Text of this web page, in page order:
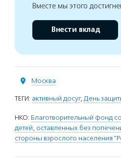
Вместе мы этого
Внести вклад
Москва
ТЕГИ: активный досуг, День
НКО: Благотворительный фонд
детей, оставленных без
стороны взрослого населения